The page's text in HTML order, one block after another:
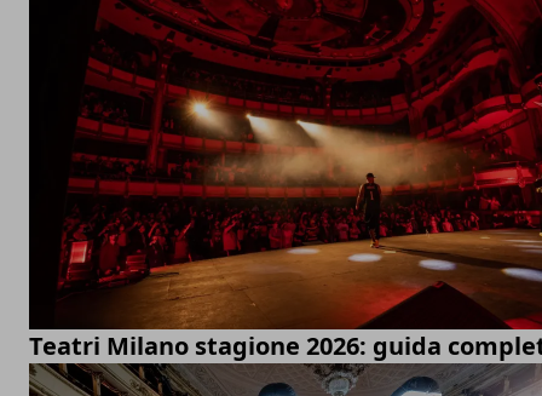
Teatri Milano stagione 2026: guida